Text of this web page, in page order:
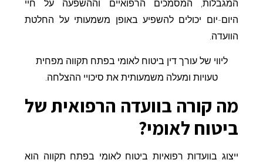
המגבלות, המסמכים הרפואיים וההשפעה על חיי
היום-יום יכולים להשפיע באופן משמעותי על החלטת
הוועדה.
ליווי של עורך דין ביטוח לאומי בפתח תקווה מפחית
טעויות ומעלה משמעותית את סיכויי ההצלחה.
מה קורה בוועדה הרפואית של
ביטוח לאומי?
ייצוג בוועדות רפואיות ביטוח לאומי בפתח תקווה הוא